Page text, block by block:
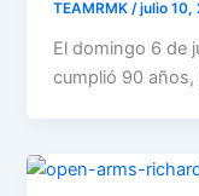
TEAMRMK/julio 10,
El domingo 6 de
cumplió 90